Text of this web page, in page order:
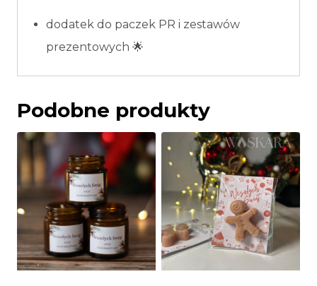
dodatek do paczek PR i zestawów
prezentowych 🌟
Podobne produkty